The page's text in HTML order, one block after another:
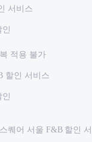
서비스
인
적용 불가
할인 서비스
인
퀘어 서울 F&B 할인